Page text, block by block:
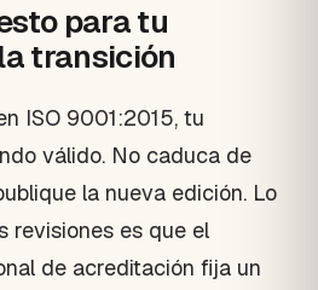
para tu
transición
ISO 9001:2015, tu
válido. No caduca de
la nueva edición. Lo
revisiones es que el
de acreditación fija un